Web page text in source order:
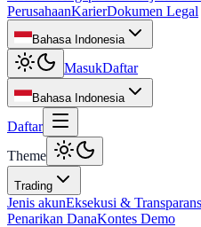
PerusahaanKarierDokumen Legal
Bahasa Indonesia
MasukDaftar
Bahasa Indonesia
Daftar
Theme
Trading
Jenis akunEksekusi &
Penarikan DanaKontes Demo